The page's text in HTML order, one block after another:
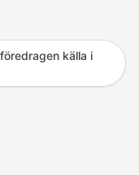
källa i